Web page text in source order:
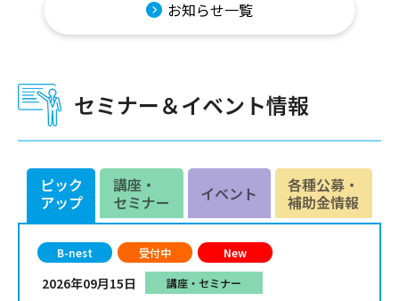
お知らせ一覧
セミナー＆イベント情報
ピック
アップ
講座・
セミナー
イベント
各種公募・
補助金情報
B-nest 受付中 New
2026年09月15日 講座・セミナー